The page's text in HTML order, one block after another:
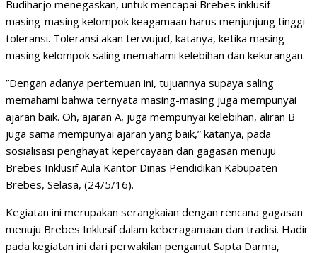
Budiharjo menegaskan, untuk mencapai Brebes inklusif
masing-masing kelompok keagamaan harus menjunjung tinggi
toleransi. Toleransi akan terwujud, katanya, ketika masing-
masing kelompok saling memahami kelebihan dan kekurangan.
”Dengan adanya pertemuan ini, tujuannya supaya saling
memahami bahwa ternyata masing-masing juga mempunyai
ajaran baik. Oh, ajaran A, juga mempunyai kelebihan, aliran B
juga sama mempunyai ajaran yang baik,” katanya, pada
sosialisasi penghayat kepercayaan dan gagasan menuju
Brebes Inklusif Aula Kantor Dinas Pendidikan Kabupaten
Brebes, Selasa, (24/5/16).
Kegiatan ini merupakan serangkaian dengan rencana gagasan
menuju Brebes Inklusif dalam keberagamaan dan tradisi. Hadir
pada kegiatan ini dari perwakilan penganut Sapta Darma,